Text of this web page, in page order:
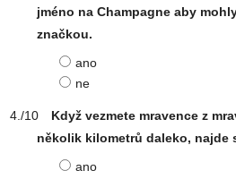
jméno na Champagne aby
značkou.
ano
ne
Když vezmete mravence z
několik kilometrů daleko, najde
ano